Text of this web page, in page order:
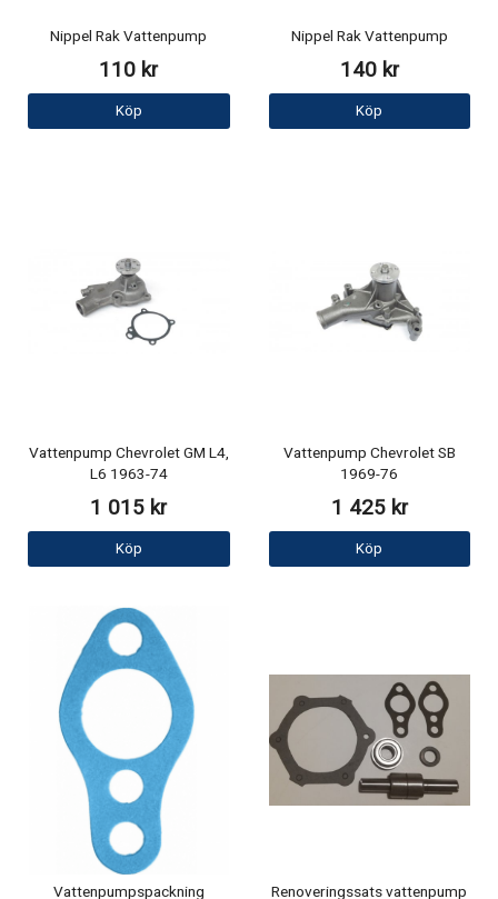
Nippel Rak Vattenpump
110 kr
Köp
Nippel Rak Vattenpump
140 kr
Köp
Vattenpump Chevrolet GM L4,
L6 1963-74
1 015 kr
Köp
Vattenpump Chevrolet SB
1969-76
1 425 kr
Köp
Vattenpumpspackning
Renoveringssats vattenpump